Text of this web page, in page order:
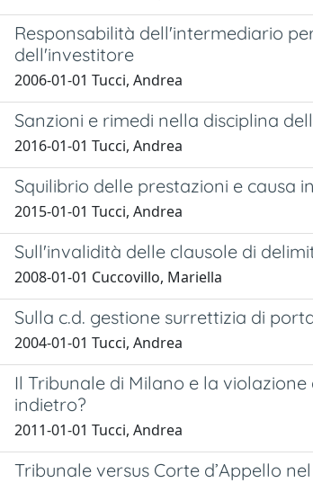
Responsabilità dell'intermediario
dell'investitore
2006-01-01 Tucci, Andrea
Sanzioni e rimedi nella disciplina
2016-01-01 Tucci, Andrea
Squilibrio delle prestazioni e causa
2015-01-01 Tucci, Andrea
Sull'invalidità delle clausole di
2008-01-01 Cuccovillo, Mariella
Sulla c.d. gestione surrettizia di
2004-01-01 Tucci, Andrea
Il Tribunale di Milano e la
indietro?
2011-01-01 Tucci, Andrea
Tribunale versus Corte d’Appello